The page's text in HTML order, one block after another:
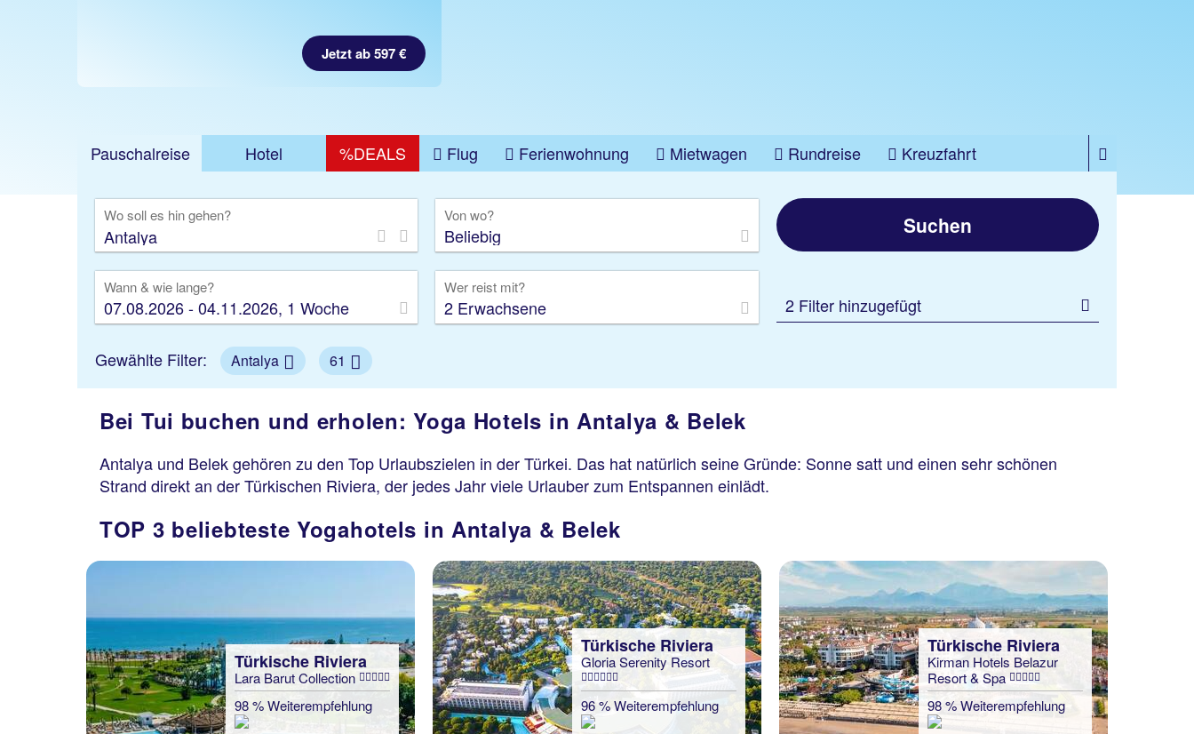
Jetzt ab 597 €
Pauschalreise Hotel %DEALS Flug Ferienwohnung Mietwagen Rundreise
Kreuzfahrt
Wo soll es hin gehen? Von wo?
Beliebig
Wann & wie lange?
07.08.2026 - 04.11.2026, 1 Woche
Wer reist mit?
2 Erwachsene
Suchen
2 Filter hinzugefügt
Gewählte Filter: Antalya 61
Bei Tui buchen und erholen: Yoga Hotels in Antalya & Belek
Antalya und Belek gehören zu den Top Urlaubszielen in der Türkei. Das hat natürlich seine Gründe: Sonne satt und einen sehr schönen
Strand direkt an der Türkischen Riviera, der jedes Jahr viele Urlauber zum Entspannen einlädt.
TOP 3 beliebteste Yogahotels in Antalya & Belek
Türkische Riviera
Lara Barut Collection
98 % Weiterempfehlung
Türkische Riviera
Gloria Serenity Resort
96 % Weiterempfehlung
Türkische Riviera
Kirman Hotels Belazur
Resort & Spa
98 % Weiterempfehlung